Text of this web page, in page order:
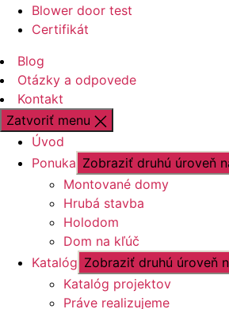
Blower door test
Certifikát
Blog
Otázky a odpovede
Kontakt
Zatvoriť menu
Úvod
Ponuka Zobraziť druhú úroveň
Montované domy
Hrubá stavba
Holodom
Dom na kľúč
Katalóg Zobraziť druhú úroveň
Katalóg projektov
Práve realizujeme